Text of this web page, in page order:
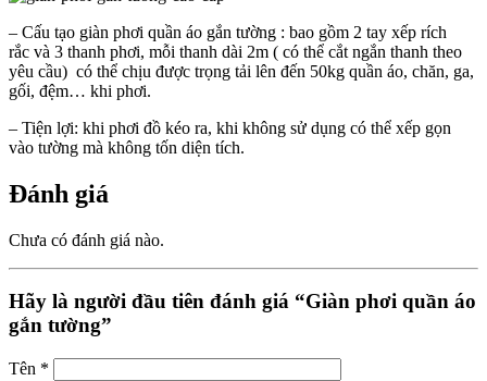
– Cấu tạo giàn phơi quần áo gắn tường : bao gồm 2 tay xếp rích
rắc và 3 thanh phơi, mỗi thanh dài 2m ( có thể cắt ngắn thanh theo
yêu cầu) có thể chịu được trọng tải lên đến 50kg quần áo, chăn, ga,
gối, đệm… khi phơi.
– Tiện lợi: khi phơi đồ kéo ra, khi không sử dụng có thể xếp gọn
vào tường mà không tốn diện tích.
Đánh giá
Chưa có đánh giá nào.
Hãy là người đầu tiên đánh giá “Giàn phơi quần áo
gắn tường”
Tên *